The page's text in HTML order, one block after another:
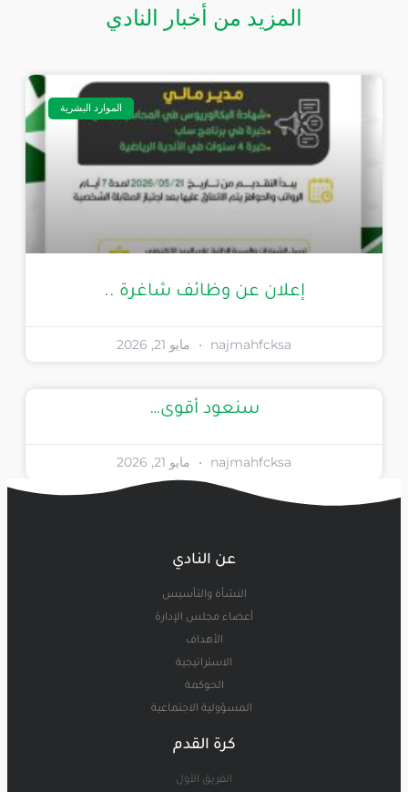
المزيد من أخبار النادي
الموارد البشرية
إعلان عن وظائف شاغرة ..
najmahfcksa مايو 21, 2026
سنعود أقوى…
najmahfcksa مايو 21, 2026
عن النادي
النشأة والتأسيس
أعضاء مجلس الإدارة
الأهداف
الاستراتيجية
الحوكمة
المسؤولية الاجتماعية
كرة القدم
الفريق الأول